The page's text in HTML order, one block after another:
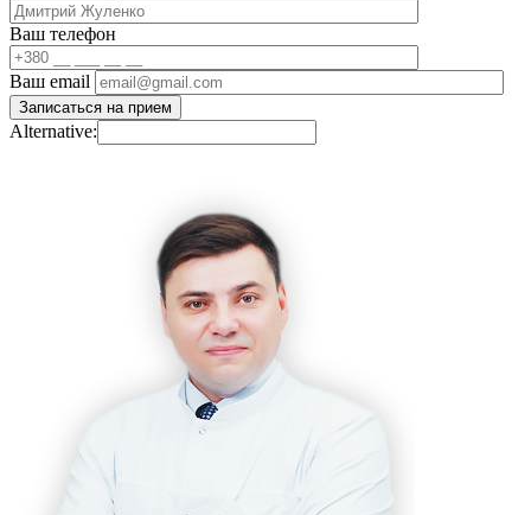
Ваш телефон
Ваш email
Alternative: